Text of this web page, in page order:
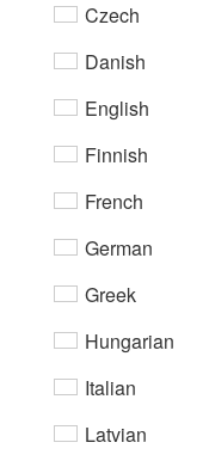
Czech
Danish
English
Finnish
French
German
Greek
Hungarian
Italian
Latvian